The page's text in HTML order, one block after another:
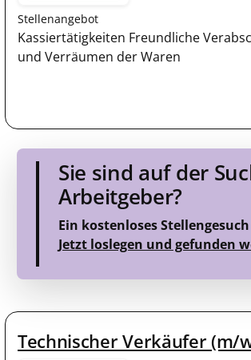
Stellenangebot
Kassiertätigkeiten Freundliche
und Verräumen der Waren
Sie sind auf der
Arbeitgeber?
Ein kostenloses
Jetzt loslegen und gefunden
Technischer Verkäufer (m/